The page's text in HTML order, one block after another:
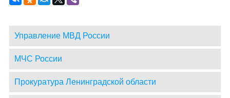
Управление МВД России
МЧС России
Прокуратура Ленинградской области